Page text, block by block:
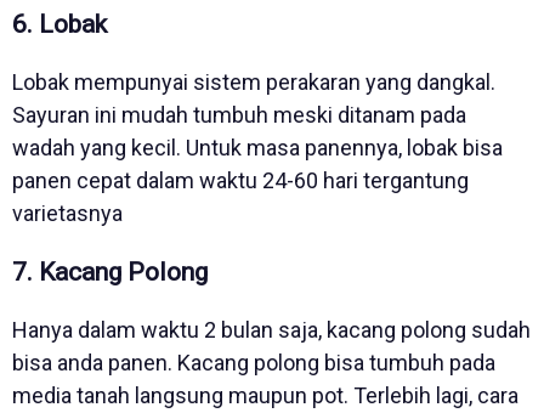
6. Lobak
Lobak mempunyai sistem perakaran yang dangkal.
Sayuran ini mudah tumbuh meski ditanam pada
wadah yang kecil. Untuk masa panennya, lobak bisa
panen cepat dalam waktu 24-60 hari tergantung
varietasnya
7. Kacang Polong
Hanya dalam waktu 2 bulan saja, kacang polong sudah
bisa anda panen. Kacang polong bisa tumbuh pada
media tanah langsung maupun pot. Terlebih lagi, cara